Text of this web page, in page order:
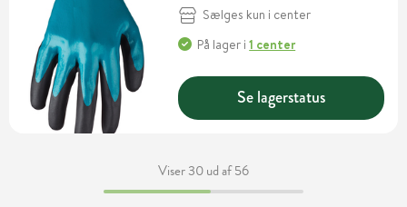
Sælges kun i center
På lager i1 center
Se lagerstatus
Viser 30 ud af 56